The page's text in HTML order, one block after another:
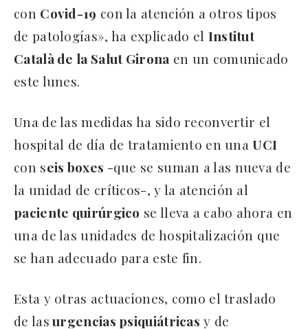
con Covid-19 con la atención a otros tipos
de patologías», ha explicado el Institut
Català de la Salut Girona en un comunicado
este lunes.
Una de las medidas ha sido reconvertir el
hospital de día de tratamiento en unaUCI
con seis boxes -que se suman a las nueva de
la unidad de críticos-, y la atención al
paciente quirúrgico se lleva a cabo ahora en
una de las unidades de hospitalización que
se han adecuado para este fin.
Esta y otras actuaciones, como el traslado
de lasurgencias psiquiátricas y de